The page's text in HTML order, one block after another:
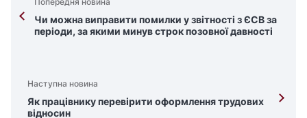
Чи можна виправити помилки у звітності з ЄСВ за
періоди, за якими минув строк позовної давності
Наступна новина
Як працівнику перевірити оформлення трудових
відносин